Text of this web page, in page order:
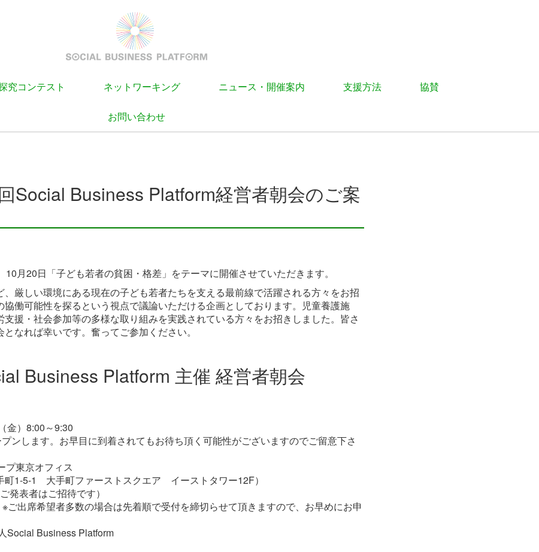
究コンテスト ネットワーキング ニュース・開催案内 支援方法 協賛
お問い合わせ
Social Business Platform経営者朝会のご案
月20日「子ども若者の貧困・格差」をテーマに開催させていただきます。
、厳しい環境にある現在の子ども若者たちを支える最前線で活躍される方々をお招
協働可能性を探るという視点で議論いただける企画としております。児童養護施
援・社会参加等の多様な取り組みを実践されている方々をお招きしました。皆さ
なれば幸いです。奮ってご参加ください。
Business Platform 主催 経営者朝会
金）8:00～9:30
プンします。お早目に到着されてもお待ち頂く可能性がございますのでご留意下さ
プ東京オフィス
町1-5-1 大手町ファーストスクエア イーストタワー12F）
発表者はご招待です）
出席希望者多数の場合は先着順で受付を締切らせて頂きますので、お早めにお申
Social Business Platform